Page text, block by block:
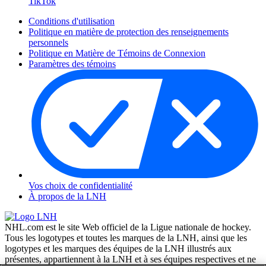
Conditions d'utilisation
Politique en matière de protection des renseignements
personnels
Politique en Matière de Témoins de Connexion
Paramètres des témoins
Vos choix de confidentialité
À propos de la LNH
NHL.com est le site Web officiel de la Ligue nationale de hockey.
Tous les logotypes et toutes les marques de la LNH, ainsi que les
logotypes et les marques des équipes de la LNH illustrés aux
présentes, appartiennent à la LNH et à ses équipes respectives et ne